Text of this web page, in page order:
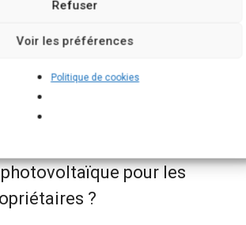
Refuser
Voir les préférences
Politique de cookies
et réponses
sont les bénéfices à long
pour les
?